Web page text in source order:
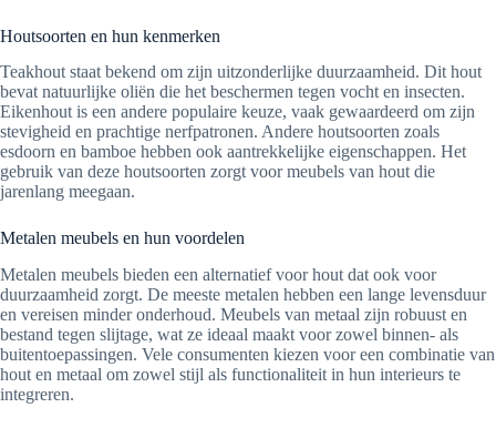
Houtsoorten en hun kenmerken
Teakhout staat bekend om zijn uitzonderlijke duurzaamheid. Dit hout
bevat natuurlijke oliën die het beschermen tegen vocht en insecten.
Eikenhout is een andere populaire keuze, vaak gewaardeerd om zijn
stevigheid en prachtige nerfpatronen. Andere houtsoorten zoals
esdoorn en bamboe hebben ook aantrekkelijke eigenschappen. Het
gebruik van deze houtsoorten zorgt voor meubels van hout die
jarenlang meegaan.
Metalen meubels en hun voordelen
Metalen meubels bieden een alternatief voor hout dat ook voor
duurzaamheid zorgt. De meeste metalen hebben een lange levensduur
en vereisen minder onderhoud. Meubels van metaal zijn robuust en
bestand tegen slijtage, wat ze ideaal maakt voor zowel binnen- als
buitentoepassingen. Vele consumenten kiezen voor een combinatie van
hout en metaal om zowel stijl als functionaliteit in hun interieurs te
integreren.